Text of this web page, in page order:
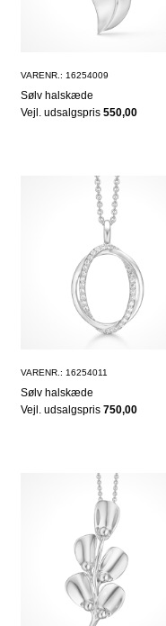
VARENR.: 16254009
Sølv halskæde
Vejl. udsalgspris 550,00
VARENR.: 16254011
Sølv halskæde
Vejl. udsalgspris 750,00